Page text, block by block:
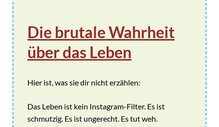
Die brutale Wahrheit
über das Leben
Hier ist, was sie dir nicht erzählen:
Das Leben ist kein Instagram-Filter. Es ist
schmutzig. Es ist ungerecht. Es tut weh.